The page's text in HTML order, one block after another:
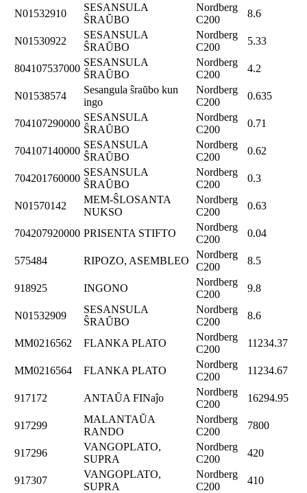
N01532910
SESANSULA
ŜRAŬBO
Nordberg
C200
8.6
N01530922
SESANSULA
ŜRAŬBO
Nordberg
C200
5.33
804107537000
SESANSULA
ŜRAŬBO
Nordberg
C200
4.2
N01538574
Sesangula ŝraŭbo kun
ingo
Nordberg
C200
0.635
704107290000
SESANSULA
ŜRAŬBO
Nordberg
C200
0.71
704107140000
SESANSULA
ŜRAŬBO
Nordberg
C200
0.62
704201760000
SESANSULA
ŜRAŬBO
Nordberg
C200
0.3
N01570142
MEM-ŜLOSANTA
NUKSO
Nordberg
C200
0.63
704207920000 PRISENTA STIFTO
Nordberg
C200
0.04
575484 RIPOZO, ASEMBLEO
Nordberg
C200
8.5
918925 INGONO
Nordberg
C200
9.8
N01532909
SESANSULA
ŜRAŬBO
Nordberg
C200
8.6
MM0216562 FLANKA PLATO
Nordberg
C200
11234.37
MM0216564 FLANKA PLATO
Nordberg
C200
11234.67
917172 ANTAŬA FINaĵo
Nordberg
C200
16294.95
917299
MALANTAŬA
RANDO
Nordberg
C200
7800
917296
VANGOPLATO,
SUPRA
Nordberg
C200
420
917307
VANGOPLATO,
SUPRA
Nordberg
C200
410